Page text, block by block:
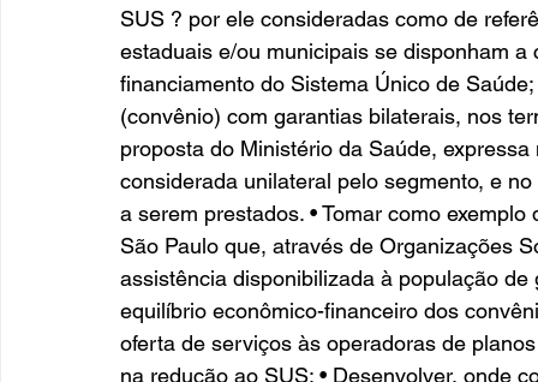
SUS ? por ele consideradas como de
estaduais e/ou municipais se disponham
financiamento do Sistema Único de
(convênio) com garantias bilaterais, nos
proposta do Ministério da Saúde,
considerada unilateral pelo segmento, e
a serem prestados. • Tomar como
São Paulo que, através de Organizações
assistência disponibilizada à população
equilíbrio econômico-financeiro dos
oferta de serviços às operadoras de
na redução ao SUS; • Desenvolver, onde